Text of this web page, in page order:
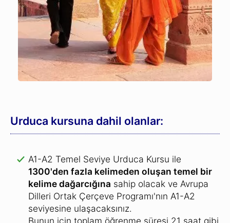
Urduca kursuna dahil olanlar:
A1-A2 Temel Seviye Urduca Kursu ile
1300'den fazla kelimeden oluşan temel bir
kelime dağarcığına sahip olacak ve Avrupa
Dilleri Ortak Çerçeve Programı'nın A1-A2
seviyesine ulaşacaksınız.
Bunun için toplam öğrenme süresi 21 saat gibi